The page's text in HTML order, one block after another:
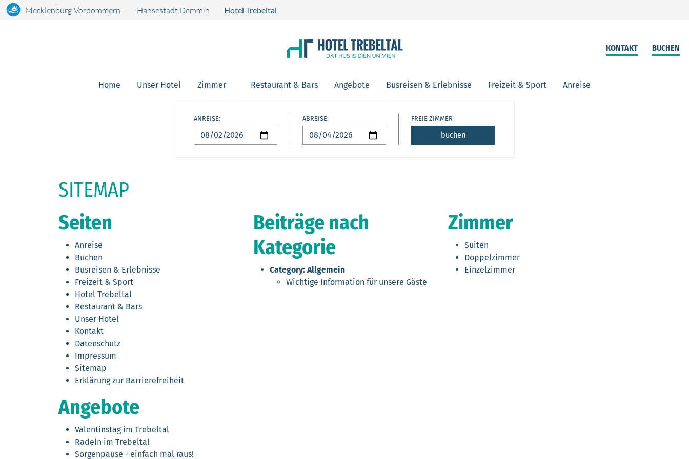
Mecklenburg-Vorpommern Hansestadt Demmin Hotel Trebeltal
KONTAKT BUCHEN
Home Unser Hotel Zimmer Restaurant & Bars Angebote Busreisen & Erlebnisse Freizeit & Sport Anreise
ANREISE: ABREISE: FREIE ZIMMER
buchen
SITEMAP
Seiten
Anreise
Buchen
Busreisen & Erlebnisse
Freizeit & Sport
Hotel Trebeltal
Restaurant & Bars
Unser Hotel
Kontakt
Datenschutz
Impressum
Sitemap
Erklärung zur Barrierefreiheit
Beiträge nach
Kategorie
Category: Allgemein
Wichtige Information für unsere Gäste
Zimmer
Suiten
Doppelzimmer
Einzelzimmer
Angebote
Valentinstag im Trebeltal
Radeln im Trebeltal
Sorgenpause - einfach mal raus!